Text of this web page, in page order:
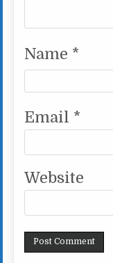
Name *
Email *
Website